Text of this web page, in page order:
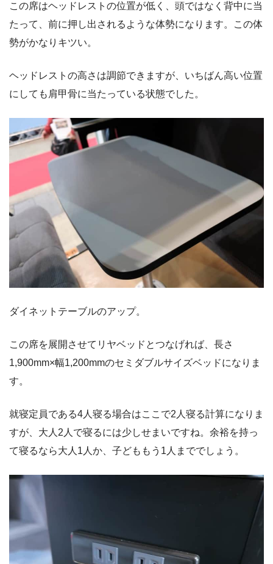
この席はヘッドレストの位置が低く、頭ではなく背中に当
たって、前に押し出されるような体勢になります。この体
勢がかなりキツい。
ヘッドレストの高さは調節できますが、いちばん高い位置
にしても肩甲骨に当たっている状態でした。
ダイネットテーブルのアップ。
この席を展開させてリヤベッドとつなげれば、長さ
1,900mm×幅1,200mmのセミダブルサイズベッドになりま
す。
就寝定員である4人寝る場合はここで2人寝る計算になりま
すが、大人2人で寝るには少しせまいですね。余裕を持っ
て寝るなら大人1人か、子どももう1人まででしょう。